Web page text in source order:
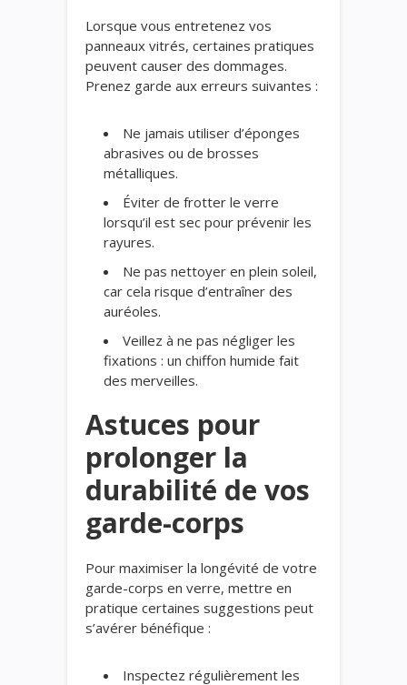
Lorsque vous entretenez vos
panneaux vitrés, certaines pratiques
peuvent causer des dommages.
Prenez garde aux erreurs suivantes :
Ne jamais utiliser d’éponges
abrasives ou de brosses
métalliques.
Éviter de frotter le verre
lorsqu’il est sec pour prévenir les
rayures.
Ne pas nettoyer en plein soleil,
car cela risque d’entraîner des
auréoles.
Veillez à ne pas négliger les
fixations : un chiffon humide fait
des merveilles.
Astuces pour
prolonger la
durabilité de vos
garde-corps
Pour maximiser la longévité de votre
garde-corps en verre, mettre en
pratique certaines suggestions peut
s’avérer bénéfique :
Inspectez régulièrement les